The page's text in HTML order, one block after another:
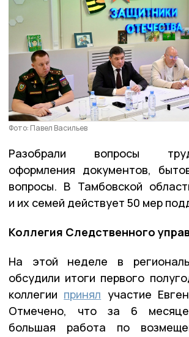
Фото: Павел Васильев
Разобрали вопросы
оформления документов,
вопросы. В Тамбовской
и их семей действует 50 мер
Коллегия Следственного
На этой неделе в
обсудили итоги первого
коллегии принял участие
Отмечено, что за 6
большая работа по